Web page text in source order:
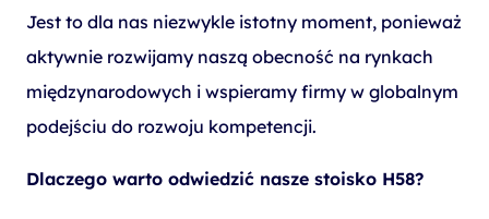
Jest to dla nas niezwykle istotny moment, ponieważ
aktywnie rozwijamy naszą obecność na rynkach
międzynarodowych i wspieramy firmy w globalnym
podejściu do rozwoju kompetencji.
Dlaczego warto odwiedzić nasze stoisko H58?